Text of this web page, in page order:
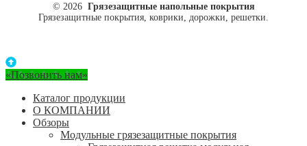
© 2026 Грязезащитные напольные покрытия
Грязезащитные покрытия, коврики, дорожки, решетки.
«Позвонить нам»
Каталог продукции
О КОМПАНИИ
Обзоры
Модульные грязезащитные покрытия